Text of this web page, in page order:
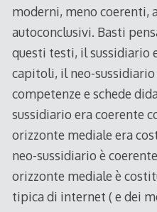
moderni, meno coerenti,
autoconclusivi. Basti
questi testi, il sussidiario
capitoli, il neo-
competenze e schede
sussidiario era coerente
orizzonte mediale era
neo-sussidiario è
orizzonte mediale è
tipica di internet ( e dei